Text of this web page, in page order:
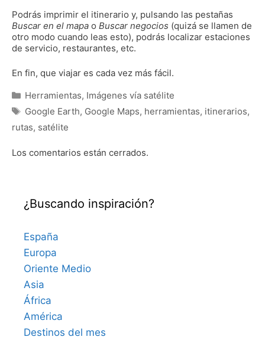
Podrás imprimir el itinerario y, pulsando las pestañas
Buscar en el mapa o Buscar negocios (quizá se llamen de
otro modo cuando leas esto), podrás localizar estaciones
de servicio, restaurantes, etc.
En fin, que viajar es cada vez más fácil.
Categorías
Herramientas, Imágenes ví­a satélite
Etiquetas
Google Earth, Google Maps, herramientas, itinerarios,
rutas, satélite
Los comentarios están cerrados.
¿Buscando inspiración?
España
Europa
Oriente Medio
Asia
África
América
Destinos del mes